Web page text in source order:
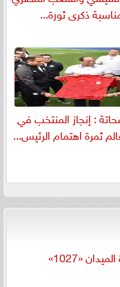
ذكرى ثورة...
: إنجاز المنتخب في
ثمرة اهتمام الرئيس...
«1027»